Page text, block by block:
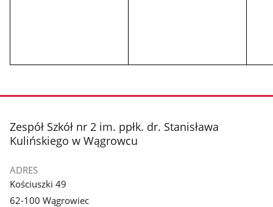
stopka
Zespół Szkół nr 2 im. ppłk. dr. Stanisława
Kulińskiego w Wągrowcu
ADRES
Kościuszki 49
62-100 Wągrowiec